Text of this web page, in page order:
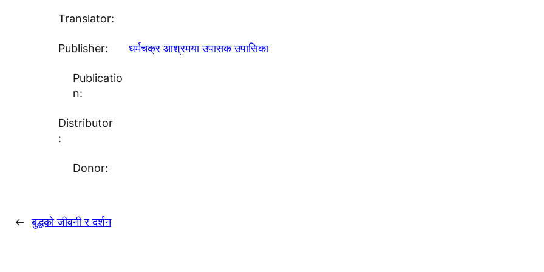
Translator:
Publisher: धर्मचक्र आश्रमया उपासक उपासिका
Publicatio
n:
Distributor
:
Donor:
← बुद्धकाे जीवनी र दर्शन